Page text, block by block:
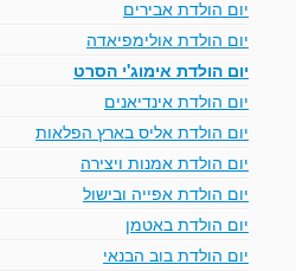
יום הולדת אבירים
יום הולדת אולימפיאדה
יום הולדת אימוג'י הסרט
יום הולדת אינדיאנים
יום הולדת אליס בארץ הפלאות
יום הולדת אמנות ויצירה
יום הולדת אפייה ובישול
יום הולדת באטמן
יום הולדת בוב הבנאי